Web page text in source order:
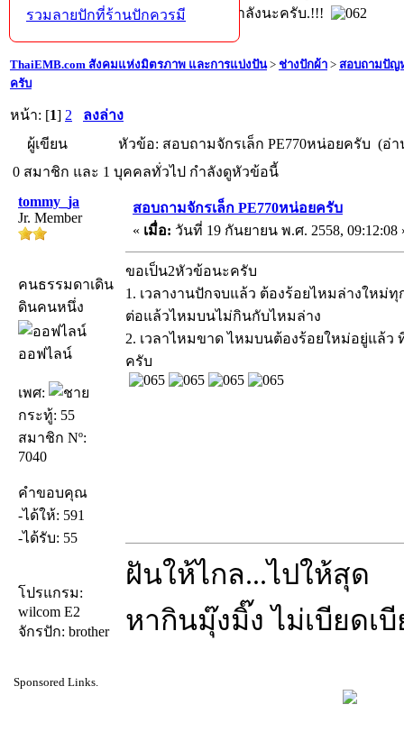
โปรดช่วยบริจาคให้ผู้จัดทำบ้างตามกำลังนะครับ.!!!
ThaiEMB.com สังคมแห่งมิตรภาพ และการแบ่งปัน> ช่างปักผ้า > สอบถามปัญ
ครับ
หน้า: [1] 2
ลงล่าง
ผู้เขียน
หัวข้อ: สอบถามจักรเล็ก PE770หน่อยครับ (อ่า
0 สมาชิก และ 1 บุคคลทั่วไป กำลังดูหัวข้อนี้
tommy_ja
Jr. Member
คนธรรมดาเดิน
ดินคนหนึ่ง
ออฟไลน์
เพศ:
กระทู้: 55
สมาชิก Nº:
7040
คำขอบคุณ
-ได้ให้: 591
-ได้รับ: 55
โปรแกรม:
wilcom E2
จักรปัก: brother
สอบถามจักรเล็ก PE770หน่อยครับ
« เมื่อ: วันที่ 19 กันยายน พ.ศ. 2558, 09:12:08
ขอเป็น2หัวข้อนะครับ
1. เวลางานปักจบแล้ว ต้องร้อยไหมล่างใหม่
ต่อแล้วไหมบนไม่กินกับไหมล่าง
2. เวลาไหมขาด ไหมบนต้องร้อยใหม่อยู่แล้
ครับ
ฝันให้ไกล...ไปให้สุด
หากินมุ๊งมิ๊ง ไม่เบียดเ
Sponsored Links.
รวมลายปักที่ร้านปักควรมี